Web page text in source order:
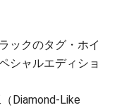
ックのタグ・ホイ
シャルエディショ
Diamond-Like